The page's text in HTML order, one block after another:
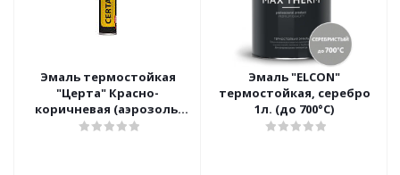
Эмаль термостойкая
"Церта" Красно-
коричневая (аэрозоль)
0,52л.
Эмаль "ELCON"
термостойкая, серебро
1л. (до 700°С)